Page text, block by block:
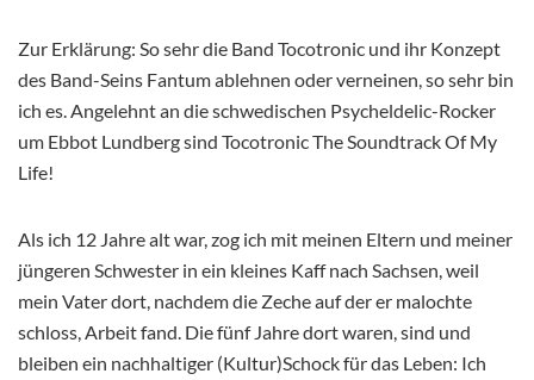
Zur Erklärung: So sehr die Band Tocotronic und ihr Konzept
des Band-Seins Fantum ablehnen oder verneinen, so sehr bin
ich es. Angelehnt an die schwedischen Psycheldelic-Rocker
um Ebbot Lundberg sind Tocotronic The Soundtrack Of My
Life!
Als ich 12 Jahre alt war, zog ich mit meinen Eltern und meiner
jüngeren Schwester in ein kleines Kaff nach Sachsen, weil
mein Vater dort, nachdem die Zeche auf der er malochte
schloss, Arbeit fand. Die fünf Jahre dort waren, sind und
bleiben ein nachhaltiger (Kultur)Schock für das Leben: Ich